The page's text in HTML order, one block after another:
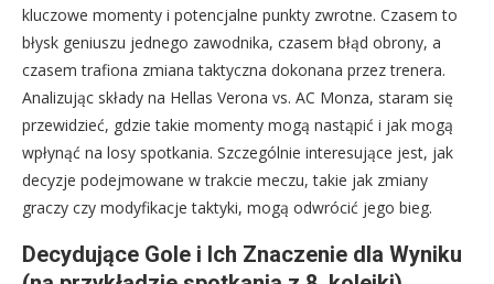
kluczowe momenty i potencjalne punkty zwrotne. Czasem to
błysk geniuszu jednego zawodnika, czasem błąd obrony, a
czasem trafiona zmiana taktyczna dokonana przez trenera.
Analizując składy na Hellas Verona vs. AC Monza, staram się
przewidzieć, gdzie takie momenty mogą nastąpić i jak mogą
wpłynąć na losy spotkania. Szczególnie interesujące jest, jak
decyzje podejmowane w trakcie meczu, takie jak zmiany
graczy czy modyfikacje taktyki, mogą odwrócić jego bieg.
Decydujące Gole i Ich Znaczenie dla Wyniku